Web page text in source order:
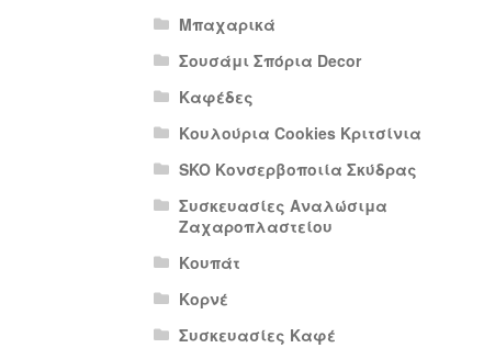
Μπαχαρικά
Σουσάμι Σπόρια Decor
Καφέδες
Κουλούρια Cookies Κριτσίνια
SKO Κονσερβοποιία Σκύδρας
Συσκευασίες Αναλώσιμα
Ζαχαροπλαστείου
Κουπάτ
Κορνέ
Συσκευασίες Καφέ